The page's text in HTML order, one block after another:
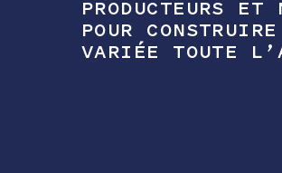
PRODUCTEURS
POUR
VARIÉE TOUTE